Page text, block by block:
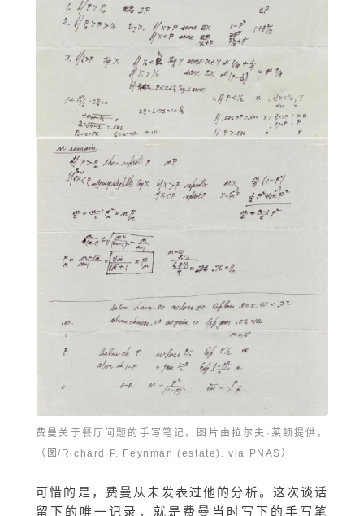
费曼关于餐厅问题的手写笔记。图片由拉尔夫·莱顿提供。
（图/ Richard P. Feynman (estate). via PNAS ）
可惜的是，费曼从未发表过他的分析。这次谈话
留下的唯一记录，就是费曼当时写下的手写笔